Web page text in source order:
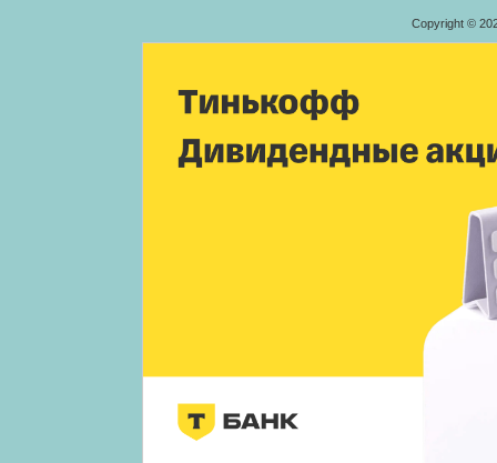
Copyright ©